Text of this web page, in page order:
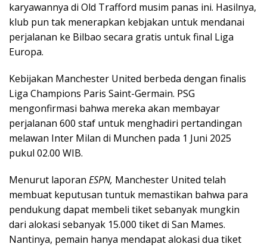
karyawannya di Old Trafford musim panas ini. Hasilnya,
klub pun tak menerapkan kebjakan untuk mendanai
perjalanan ke Bilbao secara gratis untuk final Liga
Europa.
Kebijakan Manchester United berbeda dengan finalis
Liga Champions Paris Saint-Germain. PSG
mengonfirmasi bahwa mereka akan membayar
perjalanan 600 staf untuk menghadiri pertandingan
melawan Inter Milan di Munchen pada 1 Juni 2025
pukul 02.00 WIB.
Menurut laporan ESPN, Manchester United telah
membuat keputusan tuntuk memastikan bahwa para
pendukung dapat membeli tiket sebanyak mungkin
dari alokasi sebanyak 15.000 tiket di San Mames.
Nantinya, pemain hanya mendapat alokasi dua tiket